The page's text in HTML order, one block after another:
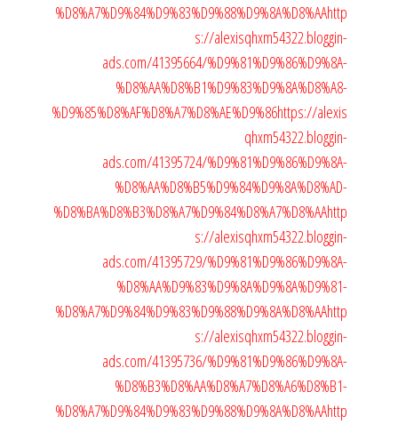
%D8%A7%D9%84%D9%83%D9%88%D9%8A%D8%AAhttp
s://alexisqhxm54322.bloggin-
ads.com/41395664/%D9%81%D9%86%D9%8A-
%D8%AA%D8%B1%D9%83%D9%8A%D8%A8-
%D9%85%D8%AF%D8%A7%D8%AE%D9%86https://alexis
qhxm54322.bloggin-
ads.com/41395724/%D9%81%D9%86%D9%8A-
%D8%AA%D8%B5%D9%84%D9%8A%D8%AD-
%D8%BA%D8%B3%D8%A7%D9%84%D8%A7%D8%AAhttp
s://alexisqhxm54322.bloggin-
ads.com/41395729/%D9%81%D9%86%D9%8A-
%D8%AA%D9%83%D9%8A%D9%8A%D9%81-
%D8%A7%D9%84%D9%83%D9%88%D9%8A%D8%AAhttp
s://alexisqhxm54322.bloggin-
ads.com/41395736/%D9%81%D9%86%D9%8A-
%D8%B3%D8%AA%D8%A7%D8%A6%D8%B1-
%D8%A7%D9%84%D9%83%D9%88%D9%8A%D8%AAhttp